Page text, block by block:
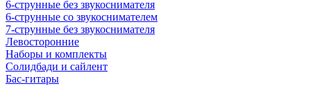
6-струнные без звукоснимателя
6-струнные со звукоснимателем
7-струнные без звукоснимателя
Левосторонние
Наборы и комплекты
Солидбади и сайлент
Бас-гитары